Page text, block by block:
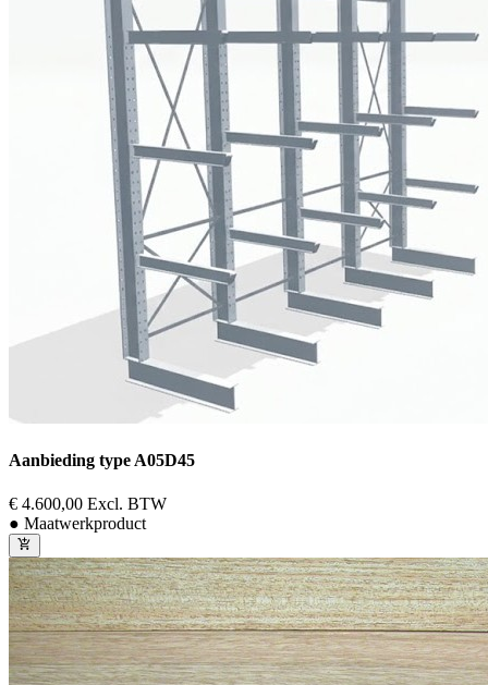
Aanbieding type A05D45
€ 4.600,00 Excl. BTW
● Maatwerkproduct